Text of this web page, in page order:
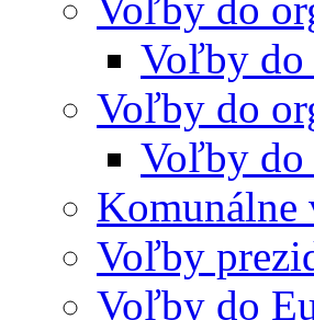
Voľby do
Voľby do
Voľby do
Voľby do
Voľby
Voľby do